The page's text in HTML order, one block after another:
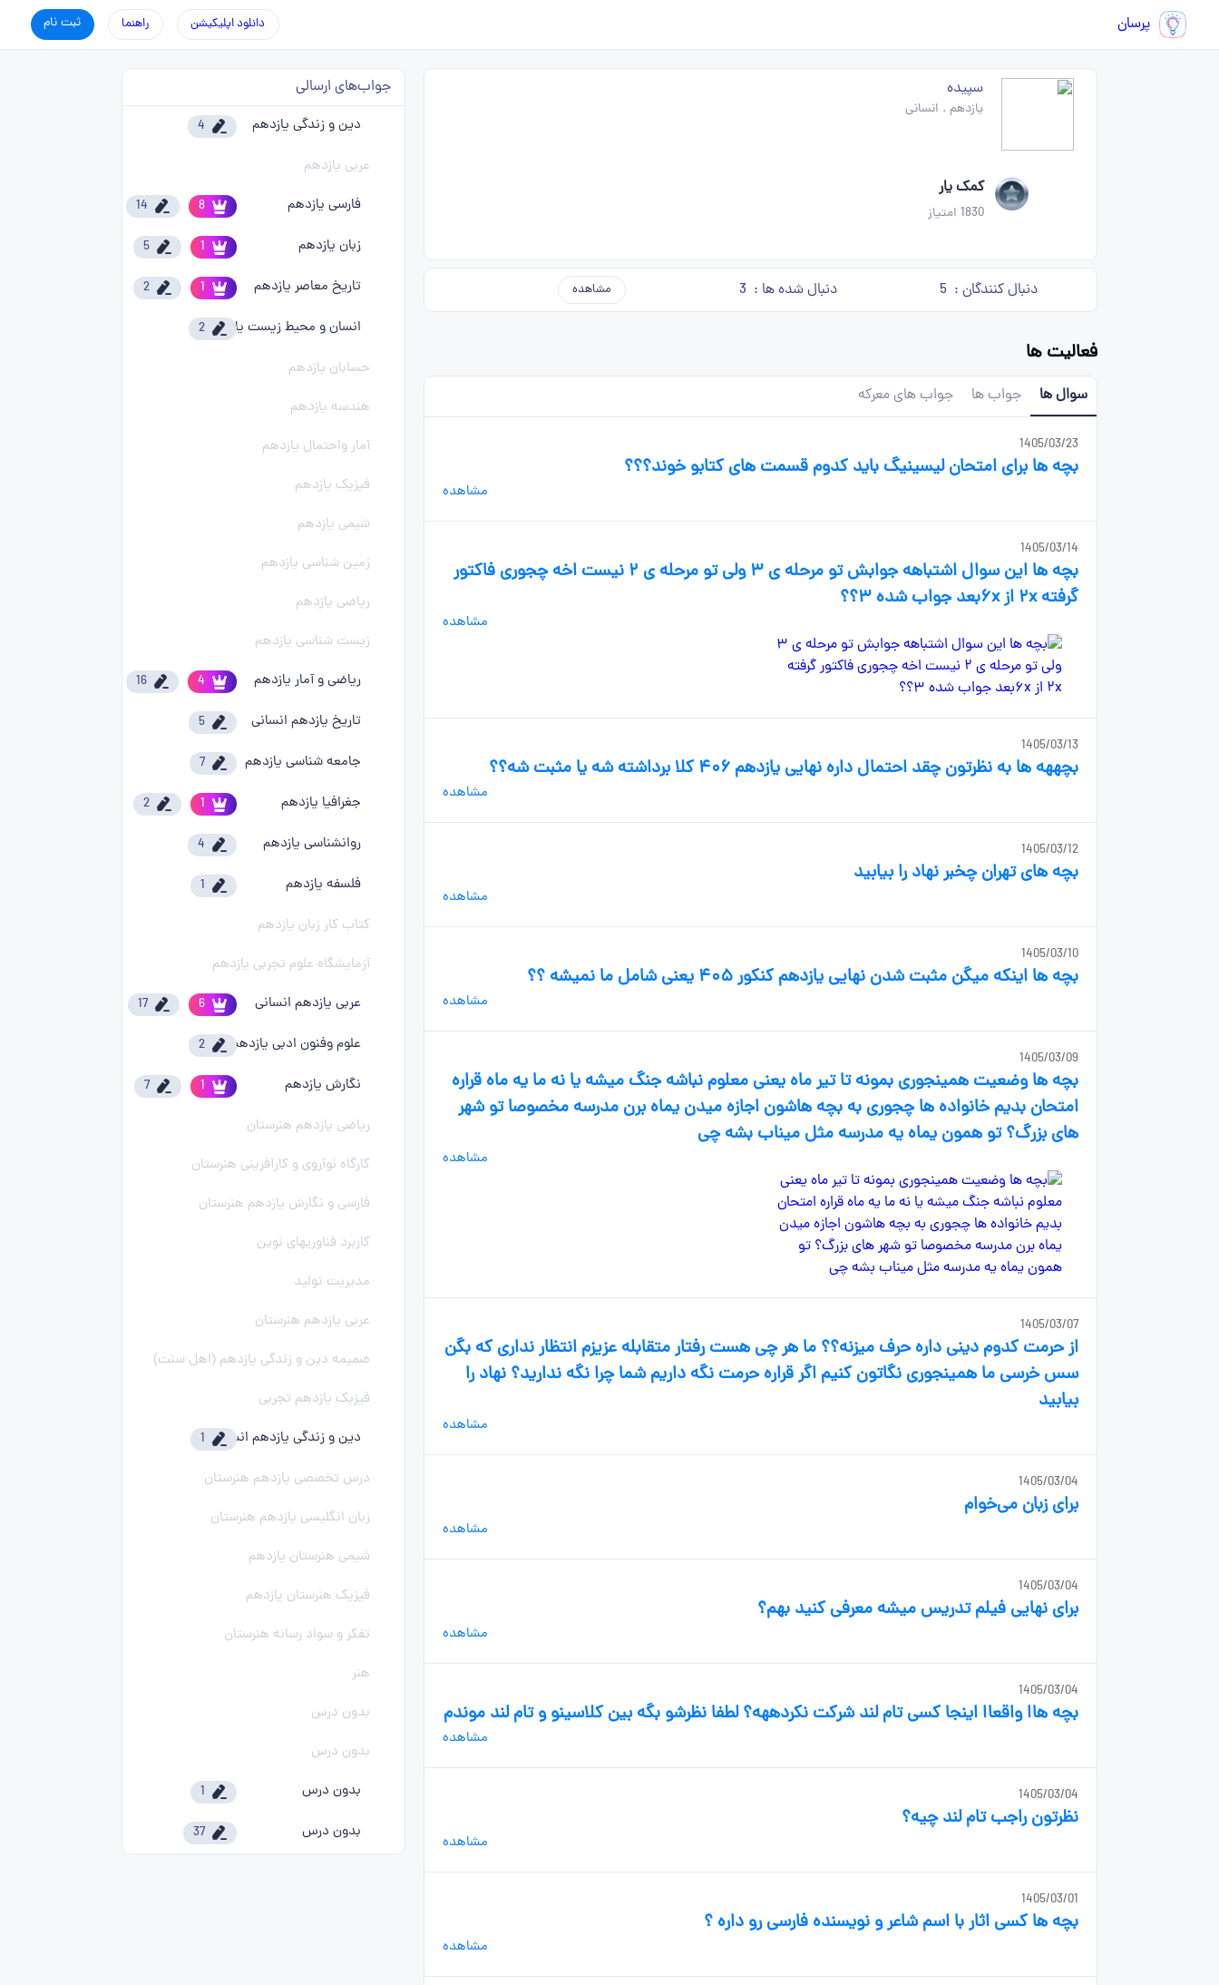
پرسان ثبت نام راهنما دانلود اپلیکیشن
سپیده
یازدهم . انسانی
کمک یار
1830 امتیاز
دنبال کنندگان : 5 دنبال شده ها : 3 مشاهده
فعالیت ها
سوال ها جواب ها جواب های معرکه
1405/03/23
بچه ها برای امتحان لیسینیگ باید کدوم قسمت های کتابو خوند؟؟؟
مشاهده
1405/03/14
بچه ها این سوال اشتباهه جوابش تو مرحله ی ۳ ولی تو مرحله ی ۲ نیست اخه چجوری فاکتور
گرفته ۲x از ۶xبعد جواب شده ۳؟؟
مشاهده
1405/03/13
بچههه ها به نظرتون چقد احتمال داره نهایی یازدهم ۴۰۶ کلا برداشته شه یا مثبت شه؟؟
مشاهده
1405/03/12
بچه های تهران چخبر نهاد را بیابید
مشاهده
1405/03/10
بچه ها اینکه میگن مثبت شدن نهایی یازدهم کنکور ۴۰۵ یعنی شامل ما نمیشه ؟؟
مشاهده
1405/03/09
بچه ها وضعیت همینجوری بمونه تا تیر ماه یعنی معلوم نباشه جنگ میشه یا نه ما یه ماه قراره
امتحان بدیم خانواده ها چجوری به بچه هاشون اجازه میدن یماه برن مدرسه مخصوصا تو شهر
های بزرگ؟ تو همون یماه یه مدرسه مثل میناب بشه چی
مشاهده
1405/03/07
از حرمت کدوم دینی داره حرف میزنه؟؟ ما هر چی هست رفتار متقابله عزیزم انتظار نداری که بگن
سس خرسی ما همینجوری نگاتون کنیم اگر قراره حرمت نگه داریم شما چرا نگه ندارید؟ نهاد را
بیابید
مشاهده
1405/03/04
برای زبان می‌خوام
مشاهده
1405/03/04
برای نهایی فیلم تدریس میشه معرفی کنید بهم؟
مشاهده
1405/03/04
بچه هاا واقعاا اینجا کسی تام لند شرکت نکردههه؟ لطفا نظرشو بگه بین کلاسینو و تام لند موندم
مشاهده
1405/03/04
نظرتون راجب تام لند چیه؟
مشاهده
1405/03/01
بچه ها کسی اثار با اسم شاعر و نویسنده فارسی رو داره ؟
مشاهده
جواب‌های ارسالی
دین و زندگی یازدهم 4
عربی یازدهم
فارسی یازدهم
8
14
زبان یازدهم 1
5
تاریخ معاصر یازدهم 1
2
انسان و محیط زیست یازدهم 2
حسابان یازدهم
هندسه یازدهم
آمار واحتمال یازدهم
فیزیک یازدهم
شیمی یازدهم
زمین شناسی یازدهم
ریاضی یازدهم
زیست شناسی یازدهم
ریاضی و آمار یازدهم
4
16
تاریخ یازدهم انسانی 5
جامعه شناسی یازدهم 7
جغرافیا یازدهم 1
2
روانشناسی یازدهم 4
فلسفه یازدهم 1
کتاب کار زبان یازدهم
آزمایشگاه علوم تجربی یازدهم
عربی یازدهم انسانی
6
17
علوم وفنون ادبی یازدهم 2
نگارش یازدهم 1
7
ریاضی یازدهم هنرستان
کارگاه نوآروی و کارآفرینی هنرستان
فارسی و نگارش یازدهم هنرستان
کاربرد فناوریهای نوین
مدیریت تولید
عربی یازدهم هنرستان
ضمیمه دین و زندگی یازدهم (اهل سنت)
فیزیک یازدهم تجربی
دین و زندگی یازدهم انسانی 1
درس تخصصی یازدهم هنرستان
زبان انگلیسی یازدهم هنرستان
شیمی هنرستان یازدهم
فیزیک هنرستان یازدهم
تفکر و سواد رسانه هنرستان
هنر
بدون درس
بدون درس
بدون درس
1
بدون درس 37